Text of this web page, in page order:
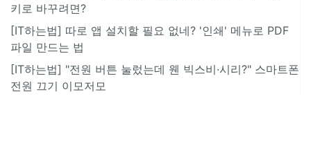
키로 바꾸려면?
[IT하는법] 따로 앱 설치할 필요 없네? '인쇄' 메뉴로 PDF
파일 만드는 법
[IT하는법] "전원 버튼 눌렀는데 웬 빅스비·시리?" 스마트폰
전원 끄기 이모저모